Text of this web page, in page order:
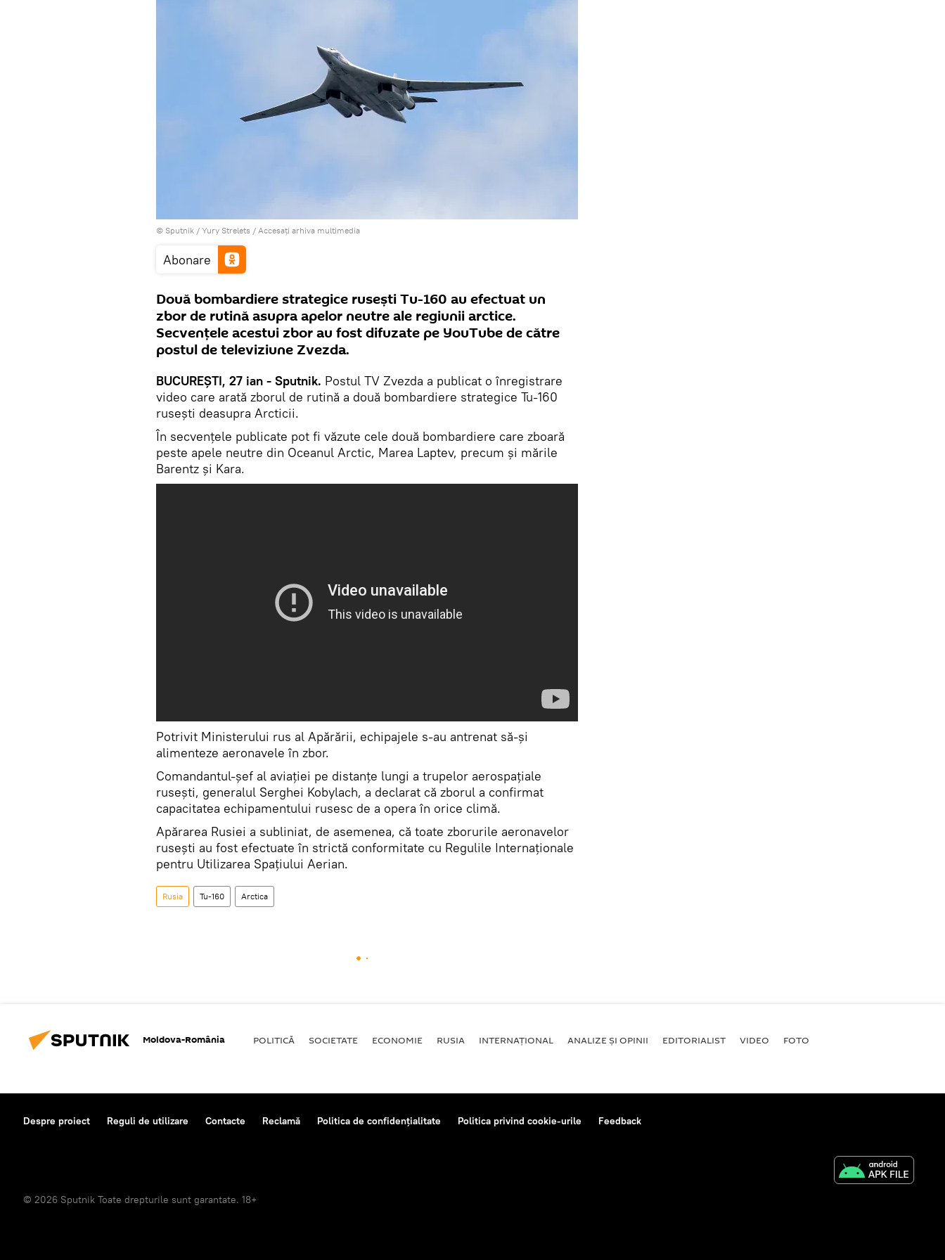
© Sputnik / Yury Strelets / Accesați arhiva multimedia
Abonare
Două bombardiere strategice rusești Tu-160 au efectuat un
zbor de rutină asupra apelor neutre ale regiunii arctice.
Secvențele acestui zbor au fost difuzate pe YouTube de către
postul de televiziune Zvezda.
BUCUREŞTI, 27 ian - Sputnik. Postul TV Zvezda a publicat o înregistrare
video care arată zborul de rutină a două bombardiere strategice Tu-160
rusești deasupra Arcticii.
În secvenţele publicate pot fi văzute cele două bombardiere care zboară
peste apele neutre din Oceanul Arctic, Marea Laptev, precum și mările
Barentz și Kara.
Potrivit Ministerului rus al Apărării, echipajele s-au antrenat să-și
alimenteze aeronavele în zbor.
Comandantul-şef al aviației pe distanțe lungi a trupelor aerospațiale
rusești, generalul Serghei Kobylach, a declarat că zborul a confirmat
capacitatea echipamentului rusesc de a opera în orice climă.
Apărarea Rusiei a subliniat, de asemenea, că toate zborurile aeronavelor
rusești au fost efectuate în strictă conformitate cu Regulile Internaționale
pentru Utilizarea Spațiului Aerian.
Rusia Tu-160 Arctica
Moldova-România POLITICĂ SOCIETATE ECONOMIE RUSIA INTERNAŢIONAL ANALIZE ȘI OPINII EDITORIALIST VIDEO FOTO
Despre proiect Reguli de utilizare Contacte Reclamă Politica de confidențialitate Politica privind cookie-urile Feedback
© 2026 Sputnik Toate drepturile sunt garantate. 18+